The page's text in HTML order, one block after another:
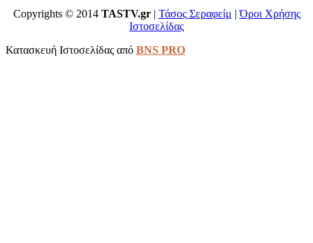
Copyrights © 2014 TASTV.gr| Τάσος Σεραφείμ |Όροι Χρήσης
Ιστοσελίδας
Κατασκευή Ιστοσελίδας από BNS PRO